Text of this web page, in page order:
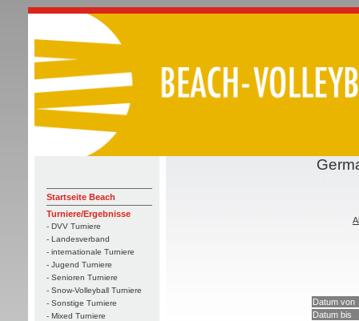
Startseite Beach
Turniere/Ergebnisse
- DVV Turniere
- Landesverband
- internationale Turniere
- Jugend Turniere
- Senioren Turniere
- Snow-Volleyball Turniere
- Sonstige Turniere
- Mixed Turniere
Datum von
Datum bis